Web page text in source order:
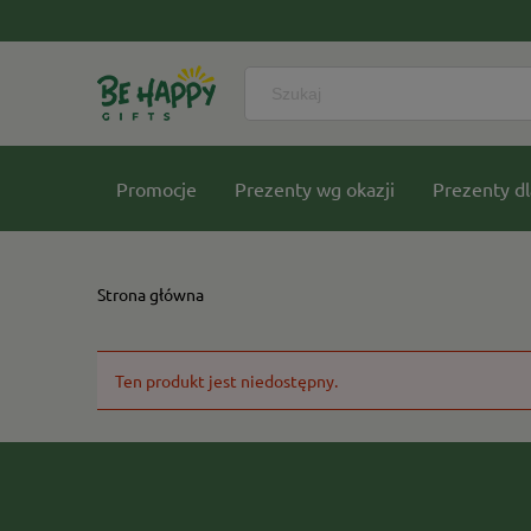
Promocje Prezenty wg okazji Prezenty
Strona główna
Ten produkt jest niedostępny.